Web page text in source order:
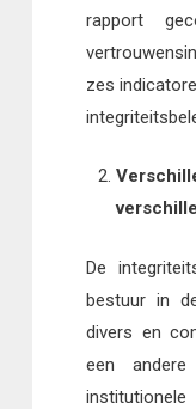
rapport
zes
De
bestuur in
divers en
een